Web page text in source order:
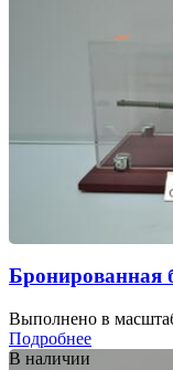
Бронированная
Выполнено в
Подробнее
В наличии